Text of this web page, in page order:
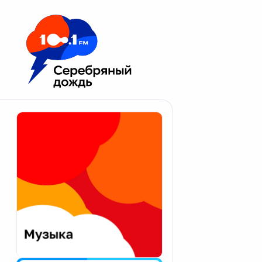
Москва 100.1 FM
Апатиты
Екатеринбург
Калининград
Калуга